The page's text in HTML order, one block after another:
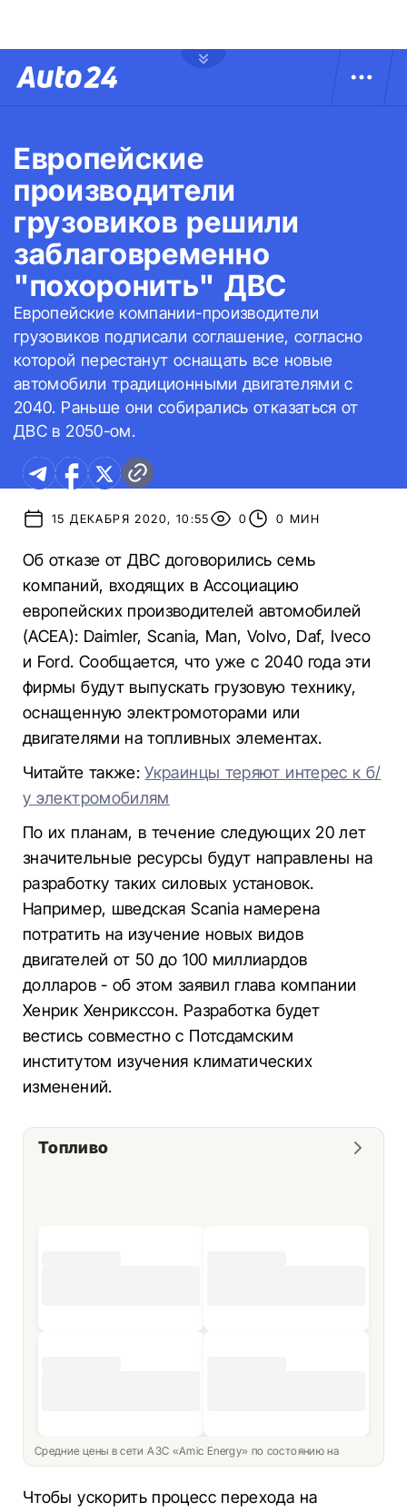
Европейские
производители
грузовиков решили
заблаговременно
"похоронить" ДВС
Европейские компании-производители
грузовиков подписали соглашение, согласно
которой перестанут оснащать все новые
автомобили традиционными двигателями с
2040. Раньше они собирались отказаться от
ДВС в 2050-ом.
15 ДЕКАБРЯ 2020, 10:55 0 0 МИН
Об отказе от ДВС договорились семь
компаний, входящих в Ассоциацию
европейских производителей автомобилей
(ACEA): Daimler, Scania, Man, Volvo, Daf, Iveco
и Ford. Сообщается, что уже с 2040 года эти
фирмы будут выпускать грузовую технику,
оснащенную электромоторами или
двигателями на топливных элементах.
Читайте также:Украинцы теряют интерес к б/
у электромобилям
По их планам, в течение следующих 20 лет
значительные ресурсы будут направлены на
разработку таких силовых установок.
Например, шведская Scania намерена
потратить на изучение новых видов
двигателей от 50 до 100 миллиардов
долларов - об этом заявил глава компании
Хенрик Хенрикссон. Разработка будет
вестись совместно с Потсдамским
институтом изучения климатических
изменений.
Топливо
Средние цены в сети АЗС «Amic Energy» по состоянию на
Чтобы ускорить процесс перехода на